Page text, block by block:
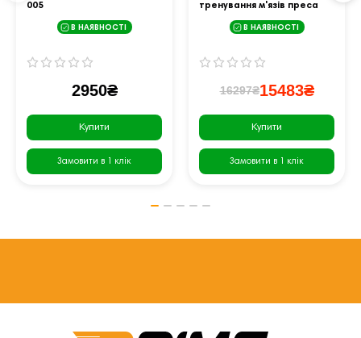
005
В НАЯВНОСТІ
2950₴
Купити
Замовити в 1 клік
тренування м'язів преса
В НАЯВНОСТІ
16297₴15483₴
Купити
Замовити в 1 клік